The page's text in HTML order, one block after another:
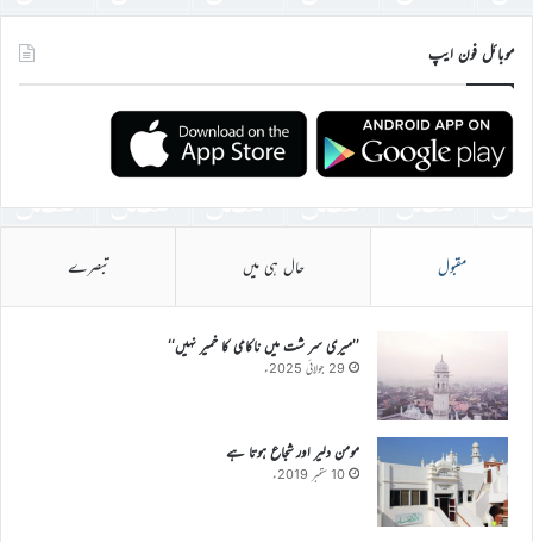
موبائل فون ایپ
مقبول حال ہی میں تبصرے
’’میری سر شت میں ناکامی کا خمیر نہیں‘‘
29 جولائی 2025ء
مومن دلیر اور شجاع ہوتا ہے
10 ستمبر 2019ء